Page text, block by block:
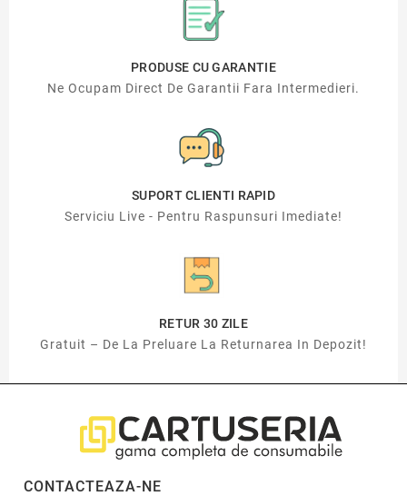
PRODUSE CU GARANTIE
Ne Ocupam Direct De Garantii Fara Intermedieri.
SUPORT CLIENTI RAPID
Serviciu Live - Pentru Raspunsuri Imediate!
RETUR 30 ZILE
Gratuit – De La Preluare La Returnarea In Depozit!
CONTACTEAZA-NE